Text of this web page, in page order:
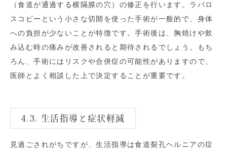
（食道が通過する横隔膜の穴）の修正を行います。ラパロ
スコピーという小さな切開を使った手術が一般的で、身体
への負担が少ないことが特徴です。手術後は、胸焼けや飲
み込む時の痛みが改善されると期待されるでしょう。もち
ろん、手術にはリスクや合併症の可能性がありますので、
医師とよく相談した上で決定することが重要です。
4.3. 生活指導と症状軽減
見過ごされがちですが、生活指導は食道裂孔ヘルニアの症